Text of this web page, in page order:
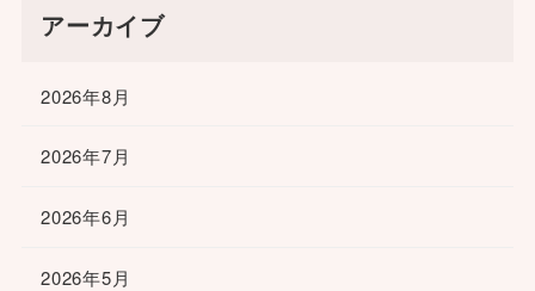
アーカイブ
2026年8月
2026年7月
2026年6月
2026年5月